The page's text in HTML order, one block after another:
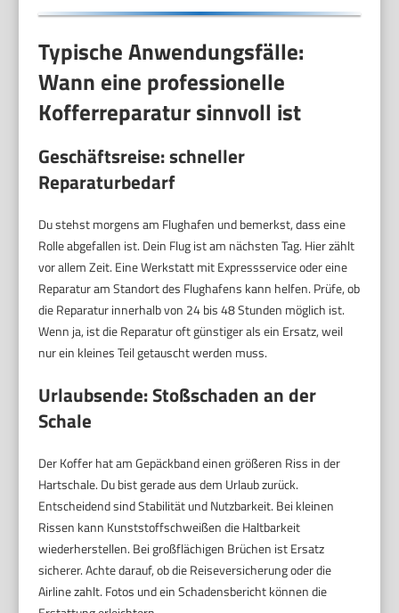
Typische Anwendungsfälle:
Wann eine professionelle
Kofferreparatur sinnvoll ist
Geschäftsreise: schneller
Reparaturbedarf
Du stehst morgens am Flughafen und bemerkst, dass eine
Rolle abgefallen ist. Dein Flug ist am nächsten Tag. Hier zählt
vor allem Zeit. Eine Werkstatt mit Expressservice oder eine
Reparatur am Standort des Flughafens kann helfen. Prüfe, ob
die Reparatur innerhalb von 24 bis 48 Stunden möglich ist.
Wenn ja, ist die Reparatur oft günstiger als ein Ersatz, weil
nur ein kleines Teil getauscht werden muss.
Urlaubsende: Stoßschaden an der
Schale
Der Koffer hat am Gepäckband einen größeren Riss in der
Hartschale. Du bist gerade aus dem Urlaub zurück.
Entscheidend sind Stabilität und Nutzbarkeit. Bei kleinen
Rissen kann Kunststoffschweißen die Haltbarkeit
wiederherstellen. Bei großflächigen Brüchen ist Ersatz
sicherer. Achte darauf, ob die Reiseversicherung oder die
Airline zahlt. Fotos und ein Schadensbericht können die